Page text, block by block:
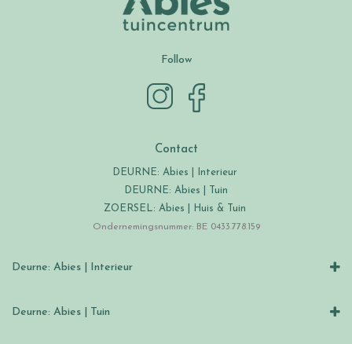
Follow
Contact
DEURNE: Abies | Interieur
DEURNE: Abies | Tuin
ZOERSEL: Abies | Huis & Tuin
Ondernemingsnummer: BE 0433.778.159
Deurne: Abies | Interieur
Deurne: Abies | Tuin